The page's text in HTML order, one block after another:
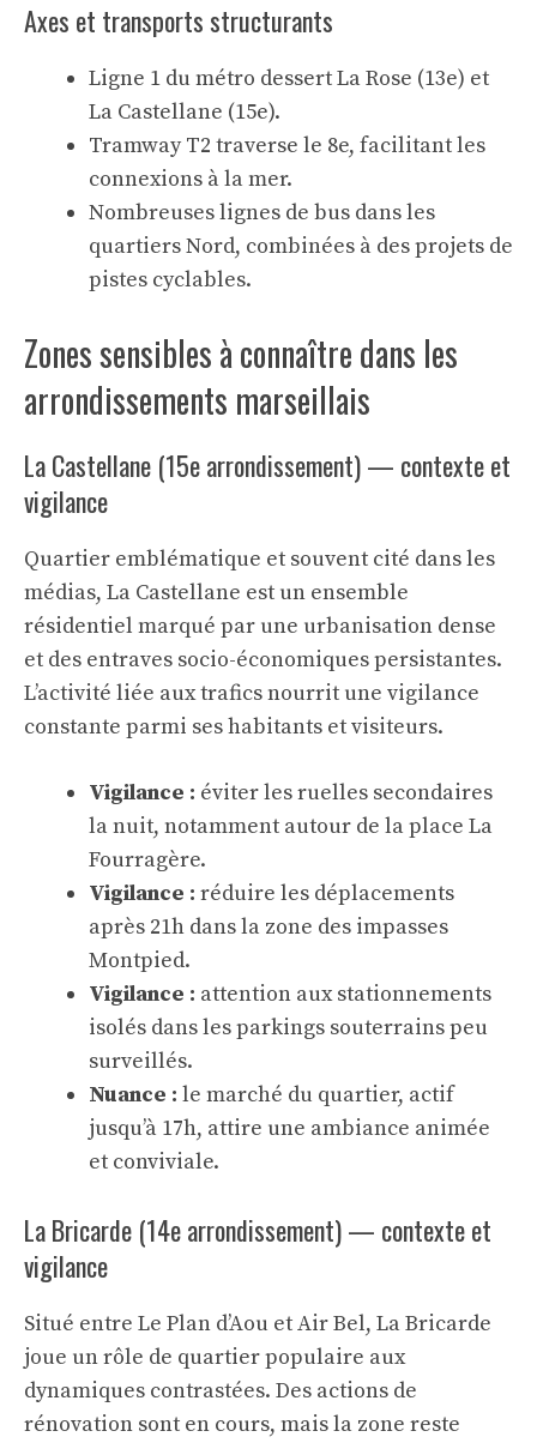
Axes et transports structurants
Ligne 1 du métro dessert La Rose (13e) et
La Castellane (15e).
Tramway T2 traverse le 8e, facilitant les
connexions à la mer.
Nombreuses lignes de bus dans les
quartiers Nord, combinées à des projets de
pistes cyclables.
Zones sensibles à connaître dans les
arrondissements marseillais
La Castellane (15e arrondissement) — contexte et
vigilance
Quartier emblématique et souvent cité dans les
médias, La Castellane est un ensemble
résidentiel marqué par une urbanisation dense
et des entraves socio-économiques persistantes.
L’activité liée aux trafics nourrit une vigilance
constante parmi ses habitants et visiteurs.
Vigilance : éviter les ruelles secondaires
la nuit, notamment autour de la place La
Fourragère.
Vigilance : réduire les déplacements
après 21h dans la zone des impasses
Montpied.
Vigilance : attention aux stationnements
isolés dans les parkings souterrains peu
surveillés.
Nuance : le marché du quartier, actif
jusqu’à 17h, attire une ambiance animée
et conviviale.
La Bricarde (14e arrondissement) — contexte et
vigilance
Situé entre Le Plan d’Aou et Air Bel, La Bricarde
joue un rôle de quartier populaire aux
dynamiques contrastées. Des actions de
rénovation sont en cours, mais la zone reste